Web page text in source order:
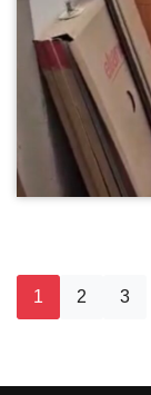
1 2 3